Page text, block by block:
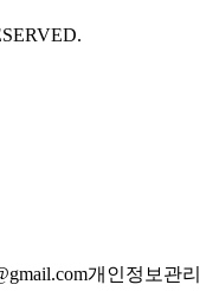
개인정보관리